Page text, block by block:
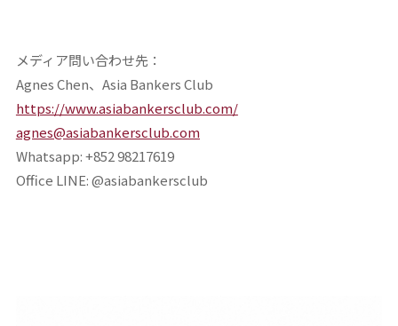
メディア問い合わせ先：
Agnes Chen、Asia Bankers Club
https://www.asiabankersclub.com/
agnes@asiabankersclub.com
Whatsapp: +852 98217619
Office LINE: @asiabankersclub